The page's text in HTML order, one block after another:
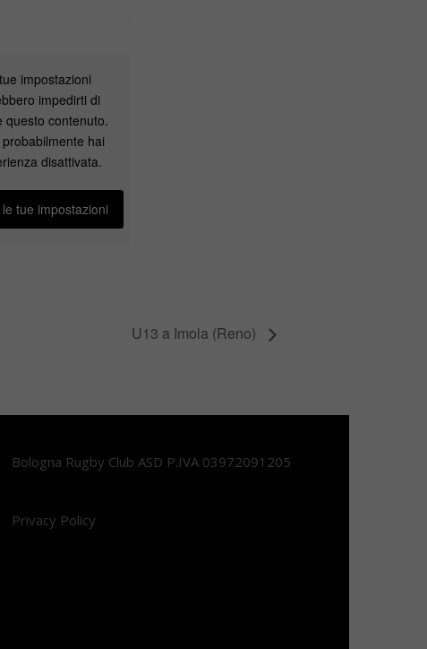
impostazioni
impedirti di
questo contenuto.
hai
disattivata.
le tue impostazioni
U13 a Imola (Reno)
Bologna Rugby Club ASD P.IVA 03972091205
Privacy Policy